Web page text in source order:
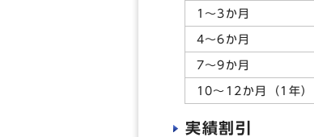
1～3か月
4～6か月
7～9か月
10～12か月（1年）
実績割引